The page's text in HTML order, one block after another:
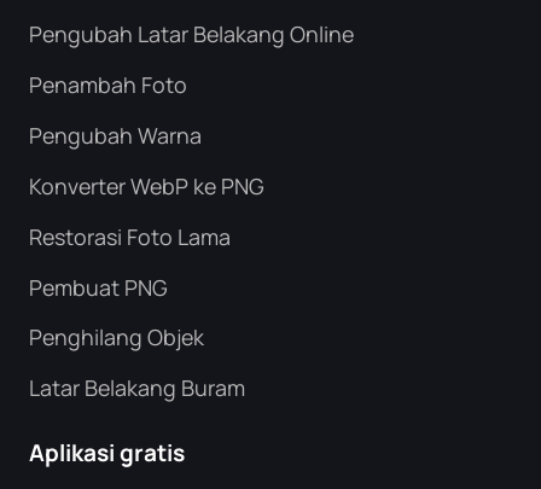
Pengubah Latar Belakang Online
Penambah Foto
Pengubah Warna
Konverter WebP ke PNG
Restorasi Foto Lama
Pembuat PNG
Penghilang Objek
Latar Belakang Buram
Aplikasi gratis